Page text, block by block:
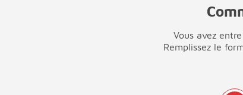
Vous avez
Remplissez le